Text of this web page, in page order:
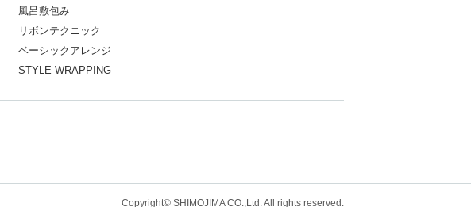
風呂敷包み
リボンテクニック
ベーシックアレンジ
STYLE WRAPPING
Copyright© SHIMOJIMA CO.,Ltd. All rights reserved.